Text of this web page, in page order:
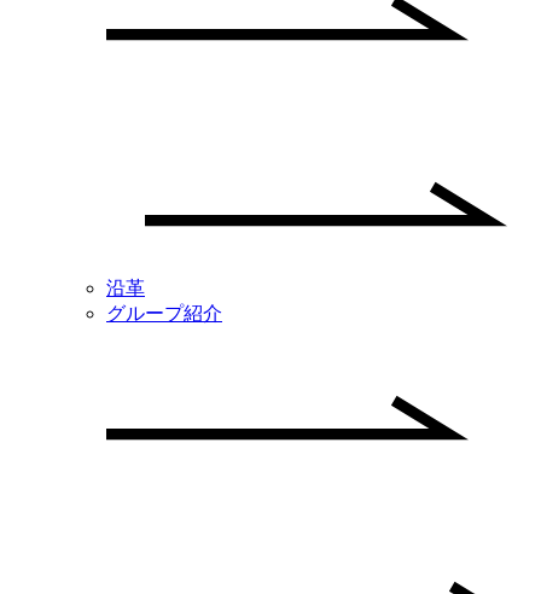
沿革
グループ紹介